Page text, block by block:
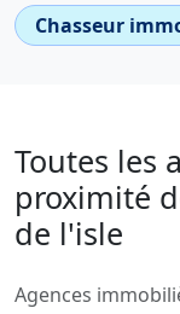
Chasseur
Toutes les
proximité
de l'isle
Agences